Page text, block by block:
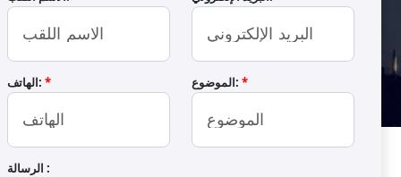
الهاتف: * الموضوع: *
الرسالة :